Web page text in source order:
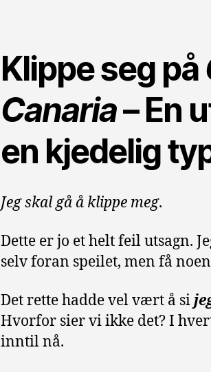
Klippe seg på
Canaria– En
en kjedelig
Jeg skal gå å klippe meg.
Dette er jo et helt feil utsagn.
selv foran speilet, men få
Det rette hadde vel vært å si
Hvorfor sier vi ikke det? I
inntil nå.